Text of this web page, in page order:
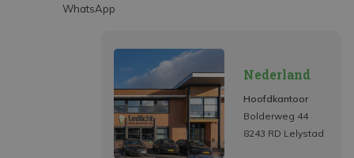
WhatsApp
Nederland
Hoofdkantoor
Bolderweg 44
8243 RD Lelystad